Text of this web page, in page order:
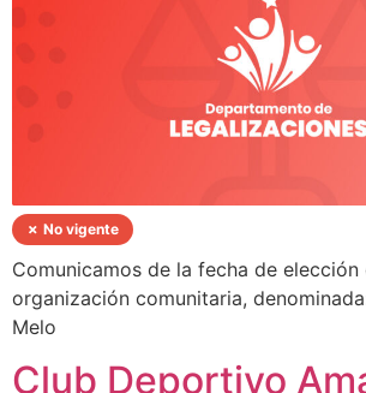
✗ No vigente
Comunicamos de la fecha de elección
organización comunitaria,
Melo
Club Deportivo